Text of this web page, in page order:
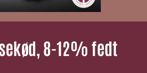
8-12% fedt